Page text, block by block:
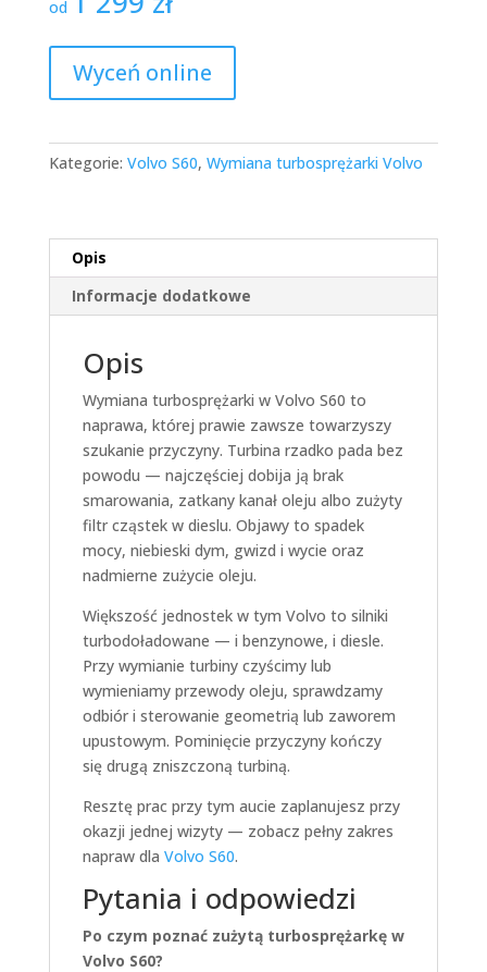
od
Wyceń online
Kategorie: Volvo S60, Wymiana turbosprężarki Volvo
Opis
Informacje dodatkowe
Opis
Wymiana turbosprężarki w Volvo S60 to
naprawa, której prawie zawsze towarzyszy
szukanie przyczyny. Turbina rzadko pada bez
powodu — najczęściej dobija ją brak
smarowania, zatkany kanał oleju albo zużyty
filtr cząstek w dieslu. Objawy to spadek
mocy, niebieski dym, gwizd i wycie oraz
nadmierne zużycie oleju.
Większość jednostek w tym Volvo to silniki
turbodoładowane — i benzynowe, i diesle.
Przy wymianie turbiny czyścimy lub
wymieniamy przewody oleju, sprawdzamy
odbiór i sterowanie geometrią lub zaworem
upustowym. Pominięcie przyczyny kończy
się drugą zniszczoną turbiną.
Resztę prac przy tym aucie zaplanujesz przy
okazji jednej wizyty — zobacz pełny zakres
napraw dla Volvo S60.
Pytania i odpowiedzi
Po czym poznać zużytą turbosprężarkę w
Volvo S60?